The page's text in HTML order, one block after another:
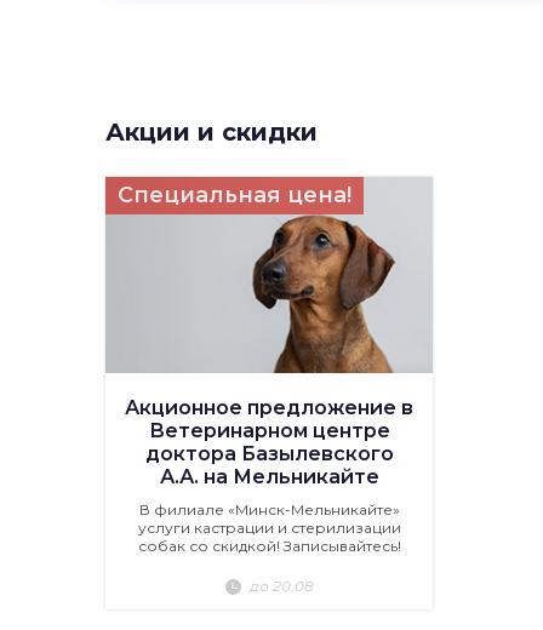
Акции и скидки
Специальная цена!
Акционное предложение в
Ветеринарном центре
доктора Базылевского
А.А. на Мельникайте
В филиале «Минск-Мельникайте»
услуги кастрации и стерилизации
собак со скидкой! Записывайтесь!
до 20.08